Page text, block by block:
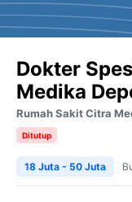
Dokter
Medika
Rumah Sakit Citra
Ditutup
18 Juta - 50 Juta